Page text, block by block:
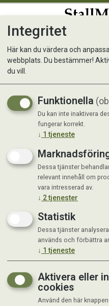
JR Farm
Integritet
Här kan du värdera och
webbplats. Du bestämmer!
du vill.
Funktionella
Du kan inte inaktivera
fungerar korrekt.
↓ 1 tjeneste
Dessa tjänster
relevant innehåll om
vara intresserad av.
↓ 2tjenester
Statistik
Dessa tjänster
används och förbättra
↓ 1 tjeneste
Aktivera eller
cookies
Använd den här